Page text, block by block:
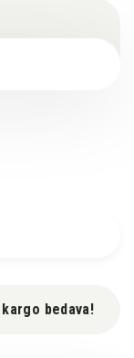
kargo bedava!